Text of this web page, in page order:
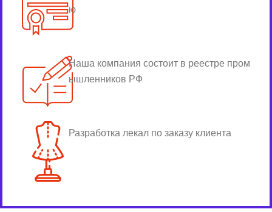
ю
Наша компания состоит в реестре пром
ышленников РФ
Разработка лекал по заказу клиента